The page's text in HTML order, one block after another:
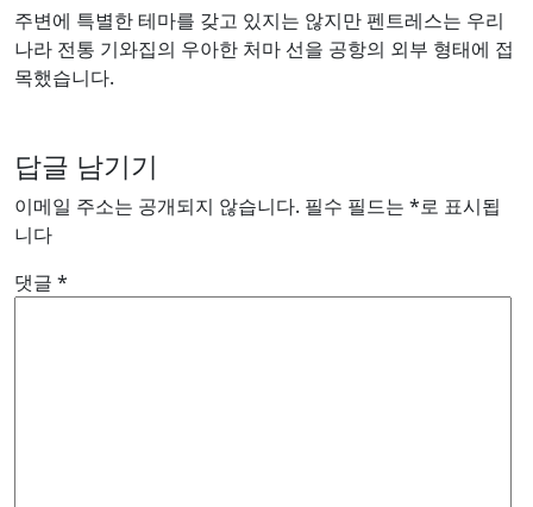
주변에 특별한 테마를 갖고 있지는 않지만 펜트레스는 우리
나라 전통 기와집의 우아한 처마 선을 공항의 외부 형태에 접
목했습니다.
답글 남기기
이메일 주소는 공개되지 않습니다. 필수 필드는 *로 표시됩
니다
댓글 *